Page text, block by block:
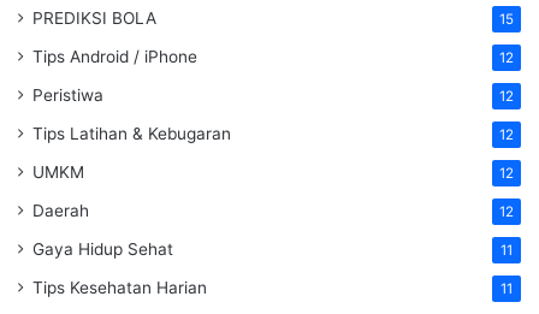
PREDIKSI BOLA 15
Tips Android / iPhone 12
Peristiwa 12
Tips Latihan & Kebugaran 12
UMKM 12
Daerah 12
Gaya Hidup Sehat 11
Tips Kesehatan Harian 11